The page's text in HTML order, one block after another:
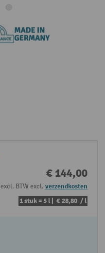
€ 144,00
BTW excl. verzendkosten
1 stuk = 5 l | € 28,80 / l